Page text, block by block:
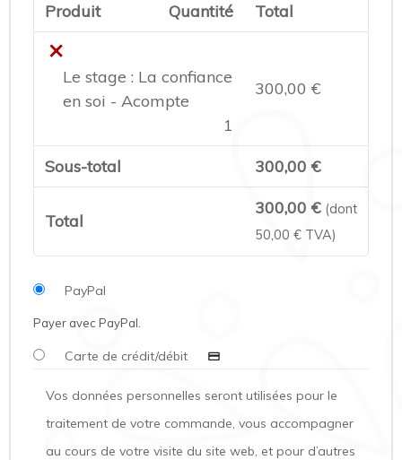
Produit Quantité Total
×
Le stage : La confiance
en soi - Acompte
1
300,00 €
Sous-total 300,00 €
Total
300,00 € (dont
50,00 € TVA)
PayPal
Payer avec PayPal.
Carte de crédit/débit
Vos données personnelles seront utilisées pour le
traitement de votre commande, vous accompagner
au cours de votre visite du site web, et pour d’autres